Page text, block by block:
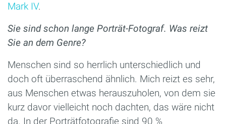
Mark IV.
Sie sind schon lange Porträt-Fotograf. Was reizt
Sie an dem Genre?
Menschen sind so herrlich unterschiedlich und
doch oft überraschend ähnlich. Mich reizt es sehr,
aus Menschen etwas herauszuholen, von dem sie
kurz davor vielleicht noch dachten, das wäre nicht
da. In der Porträtfotografie sind 90 %